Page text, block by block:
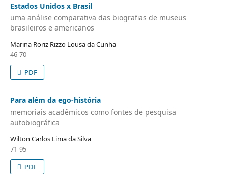
Estados Unidos x Brasil
uma análise comparativa das biografias de museus
brasileiros e americanos
Marina Roriz Rizzo Lousa da Cunha
46-70
PDF
Para além da ego-história
memoriais acadêmicos como fontes de pesquisa
autobiográfica
Wilton Carlos Lima da Silva
71-95
PDF